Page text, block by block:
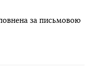
за письмовою